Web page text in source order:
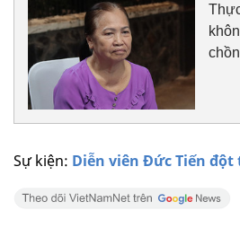
Sự kiện: Diễn viên Đức Tiến